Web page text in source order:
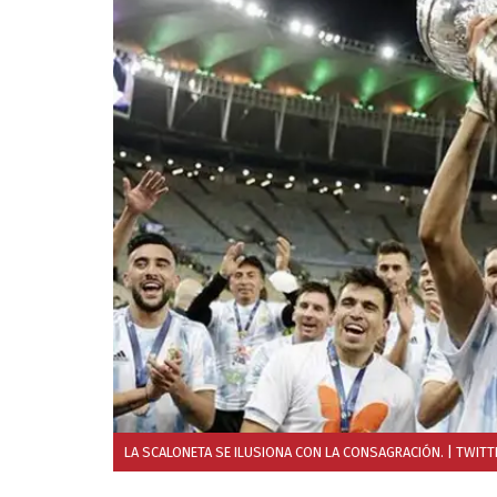
LA SCALONETA SE ILUSIONA CON LA CONSAGRACIÓN. |